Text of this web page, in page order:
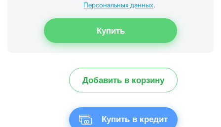
Персональных данных.
Добавить в корзину
Купить в кредит